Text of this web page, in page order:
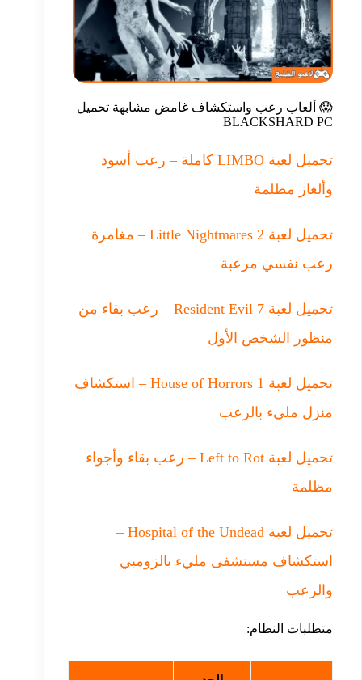
😱 ألعاب رعب واستكشاف غامض مشابهة تحميل
BLACKSHARD PC
تحميل لعبة LIMBO كاملة – رعب أسود
وألغاز مظلمة
تحميل لعبة Little Nightmares 2 – مغامرة
رعب نفسي مرعبة
تحميل لعبة Resident Evil 7 – رعب بقاء من
منظور الشخص الأول
تحميل لعبة House of Horrors 1 – استكشاف
منزل مليء بالرعب
تحميل لعبة Left to Rot – رعب بقاء وأجواء
مظلمة
تحميل لعبة Hospital of the Undead –
استكشاف مستشفى مليء بالزومبي
والرعب
متطلبات النظام: